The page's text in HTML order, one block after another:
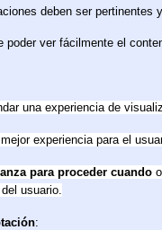
deben ser pertinentes
poder ver fácilmente el
una experiencia de
experiencia para el
para proceder cuando
usuario.
: